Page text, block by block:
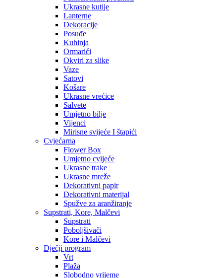
Ukrasne kutije
Lanterne
Dekoracije
Posuđe
Kuhinja
Ormarići
Okviri za slike
Vaze
Satovi
Košare
Ukrasne vrećice
Salvete
Umjetno bilje
Vijenci
Mirisne svijeće I štapići
Cvjećarna
Flower Box
Umjetno cvijeće
Ukrasne trake
Ukrasne mreže
Dekorativni papir
Dekorativni materijal
Spužve za aranžiranje
Supstrati, Kore, Malčevi
Supstrati
Poboljšivači
Kore i Malčevi
Dječji program
Vrt
Plaža
Slobodno vrijeme